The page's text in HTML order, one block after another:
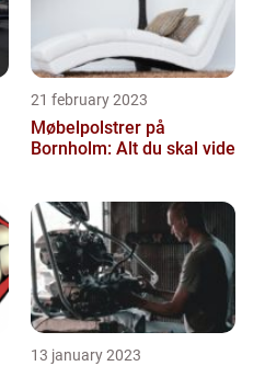
21 february 2023
Møbelpolstrer på
Bornholm: Alt du skal vide
13 january 2023